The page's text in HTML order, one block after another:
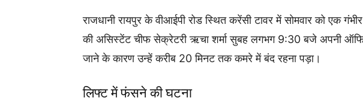
राजधानी रायपुर के वीआईपी रोड स्थित करेंसी टावर में सोमवार को एक
की असिस्टेंट चीफ सेक्रेटरी ऋचा शर्मा सुबह लगभग 9:30 बजे अपनी
जाने के कारण उन्हें करीब 20 मिनट तक कमरे में बंद रहना पड़ा।
लिफ्ट में फंसने की घटना